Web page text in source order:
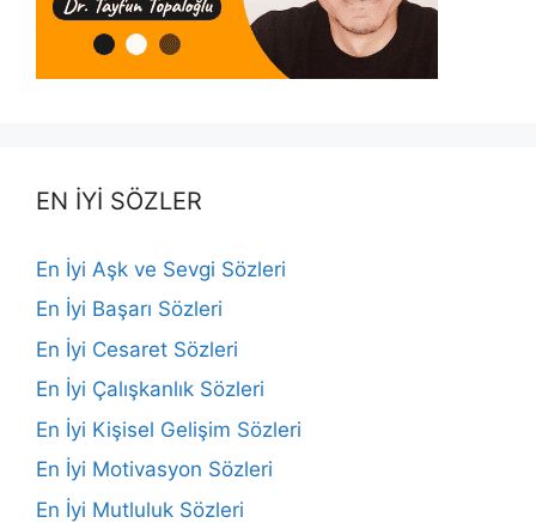
EN İYİ SÖZLER
En İyi Aşk ve Sevgi Sözleri
En İyi Başarı Sözleri
En İyi Cesaret Sözleri
En İyi Çalışkanlık Sözleri
En İyi Kişisel Gelişim Sözleri
En İyi Motivasyon Sözleri
En İyi Mutluluk Sözleri